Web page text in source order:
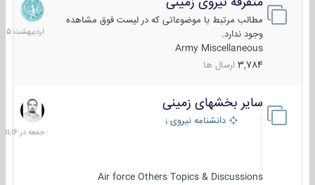
مطالب مرتبط با موضوعاتی که در لیست فوق مشاهده
وجود ندارد.
Army Miscellaneous
3,784 ارسال ها
27
1405
سایر بخشهای زمینی
دانشنامه نیروی زمینی
Air force Others Topics & Discussions
جمعه
در
11:16